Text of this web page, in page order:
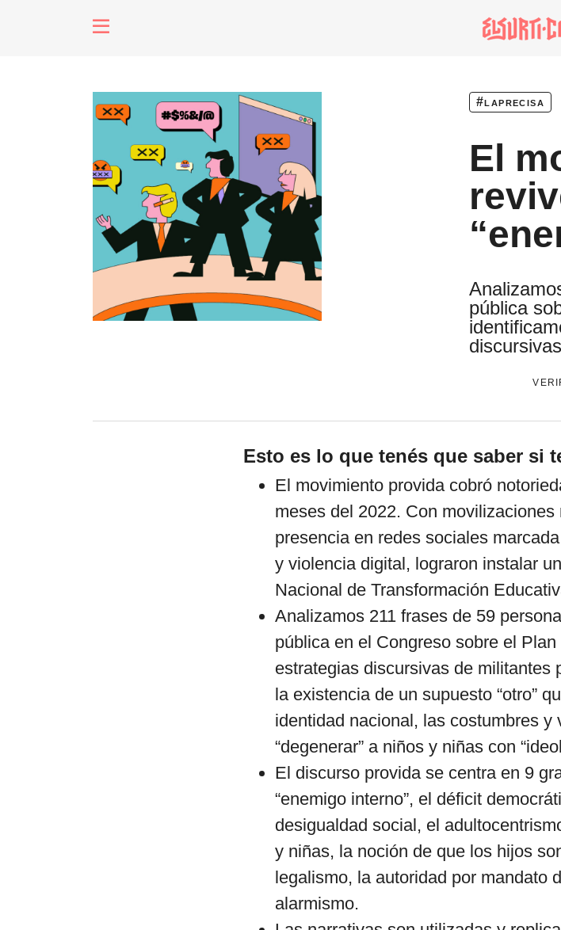
Futuros
Soberanas
Oligarquía
Despacio Sonoro
#laprecisa
El
pública
Esto es lo que tenés que saber si
El movimiento provida cobró
meses del 2022. Con
presencia en redes sociales
y violencia digital, lograron instalar
Nacional de Transformación
Analizamos 211 frases de 59
pública en el Congreso sobre el
estrategias discursivas de militantes
la existencia de un supuesto “otro”
identidad nacional, las costumbres
“degenerar” a niños y niñas con
El discurso provida se centra en 9
“enemigo interno”, el déficit
desigualdad social, el
y niñas, la noción de que los hijos
legalismo, la autoridad por mandato
alarmismo.